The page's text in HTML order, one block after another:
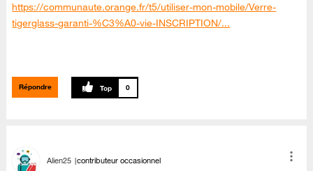
https://communaute.orange.fr/t5/utiliser-mon-mobile/Verre-
tigerglass-garanti-%C3%A0-vie-INSCRIPTION/...
Répondre 0
Alien25 contributeur occasionnel